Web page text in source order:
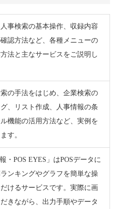
事検索の基本操作、収録内容
認方法など、各種メニューの
法と主なサービスをご説明し
の手法をはじめ、企業検索の
、リスト作成、人事情報の条
機能の活用方法など、実例を
す。
報・POS EYES」はPOSデータに
ンキングやグラフを簡単な操
けるサービスです。実際に画
きながら、出力手順やデータ